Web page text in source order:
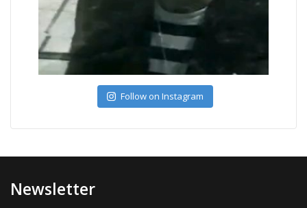
Follow on Instagram
Newsletter